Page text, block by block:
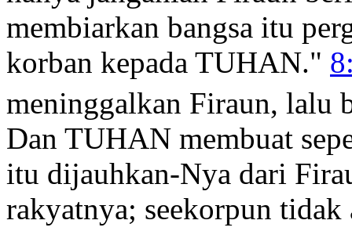
membiarkan bangsa itu
korban kepada TUHAN."
meninggalkan Firaun, lalu
Dan TUHAN membuat
itu dijauhkan-Nya dari
rakyatnya; seekorpun